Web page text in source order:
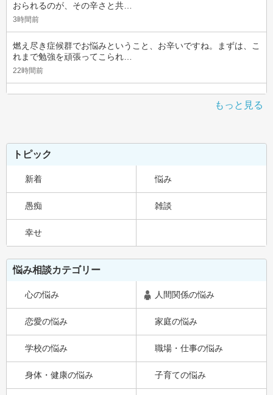
おられるのが、その辛さと共…
3時間前
燃え尽き症候群でお悩みということ、お辛いですね。まずは、こ
れまで勉強を頑張ってこられ…
22時間前
もっと見る
トピック
新着 悩み
愚痴 雑談
幸せ
悩み相談カテゴリー
心の悩み 人間関係の悩み
恋愛の悩み 家庭の悩み
学校の悩み 職場・仕事の悩み
身体・健康の悩み 子育ての悩み